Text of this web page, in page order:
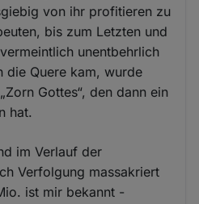
von ihr profitieren zu
bis zum Letzten und
unentbehrlich
die Quere kam, wurde
Gottes“, den dann ein
hat.
im Verlauf der
Verfolgung massakriert
ist mir bekannt -